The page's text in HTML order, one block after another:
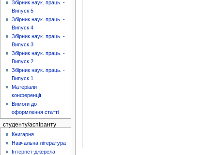
Збірник наук. праць. -
Випуск 5
Збірник наук. праць. -
Випуск 4
Збірник наук. праць. -
Випуск 3
Збірник наук. праць. -
Випуск 2
Збірник наук. праць. -
Випуск 1
Матеріали
конференції
Вимоги до
оформлення статті
студенту/аспіранту
Книгарня
Навчальна література
Інтернет-джерела